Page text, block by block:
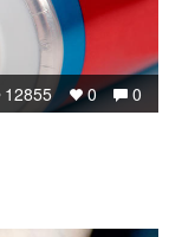
0
0
12855